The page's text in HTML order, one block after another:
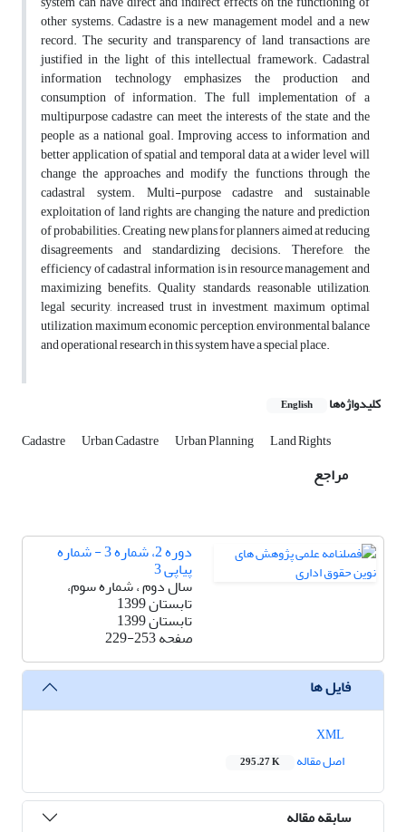
other systems. Cadastre is a new management model and a new
record. The security and transparency of land transactions are
justified in the light of this intellectual framework. Cadastral
information technology emphasizes the production and
consumption of information. The full implementation of a
multipurpose cadastre can meet the interests of the state and the
people as a national goal. Improving access to information and
better application of spatial and temporal data at a wider level will
change the approaches and modify the functions through the
cadastral system. Multi-purpose cadastre and sustainable
exploitation of land rights are changing the nature and prediction
of probabilities. Creating new plans for planners aimed at reducing
disagreements and standardizing decisions. Therefore, the
efficiency of cadastral information is in resource management and
maximizing benefits. Quality standards, reasonable utilization,
legal security, increased trust in investment, maximum optimal
utilization, maximum economic perception, environmental balance
and operational research in this system have a special place.
کلیدواژه‌ها English
Cadastre Urban Cadastre Urban Planning Land Rights
مراجع
دوره 2، شماره 3 - شماره
پیاپی 3
سال دوم ، شماره سوم،
تابستان 1399
تابستان 1399
صفحه229-253
فایل ها
اصل مقاله
295.27 K
سابقه مقاله